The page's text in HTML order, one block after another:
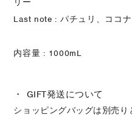
Last note : パチュリ、ココ
内容量 : 1000mL
・ GIFT発送について
ショッピングバッグは別売り